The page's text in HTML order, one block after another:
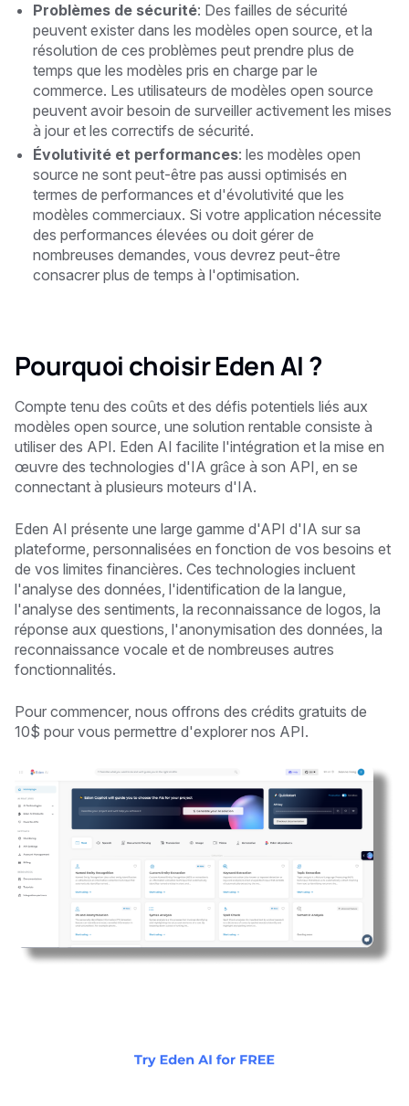
Problèmes de sécurité: Des failles de sécurité
peuvent exister dans les modèles open source, et la
résolution de ces problèmes peut prendre plus de
temps que les modèles pris en charge par le
commerce. Les utilisateurs de modèles open source
peuvent avoir besoin de surveiller activement les mises
à jour et les correctifs de sécurité.
Évolutivité et performances: les modèles open
source ne sont peut-être pas aussi optimisés en
termes de performances et d'évolutivité que les
modèles commerciaux. Si votre application nécessite
des performances élevées ou doit gérer de
nombreuses demandes, vous devrez peut-être
consacrer plus de temps à l'optimisation.
Pourquoi choisir Eden AI ?
Compte tenu des coûts et des défis potentiels liés aux
modèles open source, une solution rentable consiste à
utiliser des API. Eden AI facilite l'intégration et la mise en
œuvre des technologies d'IA grâce à son API, en se
connectant à plusieurs moteurs d'IA.
Eden AI présente une large gamme d'API d'IA sur sa
plateforme, personnalisées en fonction de vos besoins et
de vos limites financières. Ces technologies incluent
l'analyse des données, l'identification de la langue,
l'analyse des sentiments, la reconnaissance de logos, la
réponse aux questions, l'anonymisation des données, la
reconnaissance vocale et de nombreuses autres
fonctionnalités.
Pour commencer, nous offrons des crédits gratuits de
10$ pour vous permettre d'explorer nos API.